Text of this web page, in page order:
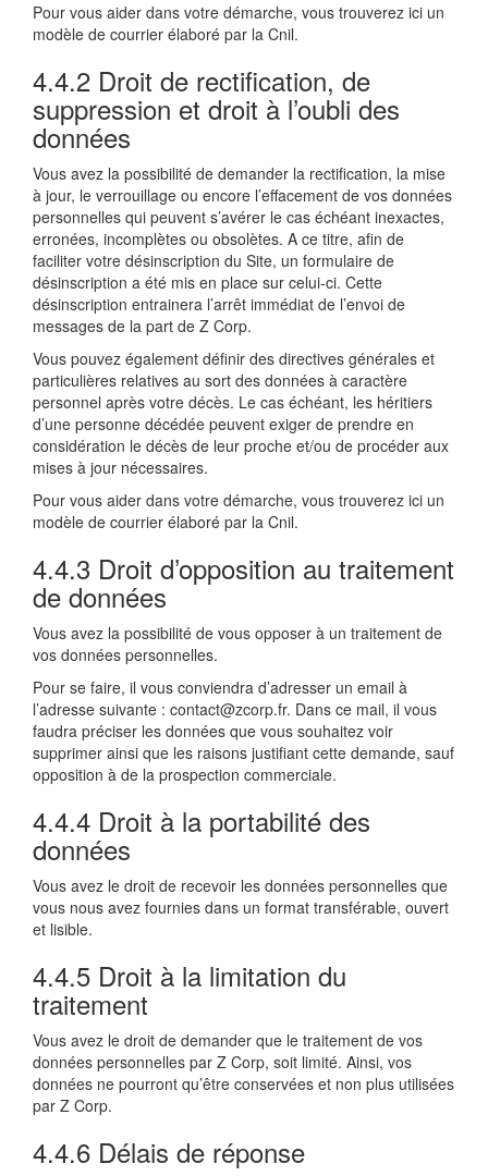
Pour vous aider dans votre démarche, vous trouverez ici un
modèle de courrier élaboré par la Cnil.
4.4.2 Droit de rectification, de
suppression et droit à l’oubli des
données
Vous avez la possibilité de demander la rectification, la mise
à jour, le verrouillage ou encore l’effacement de vos données
personnelles qui peuvent s’avérer le cas échéant inexactes,
erronées, incomplètes ou obsolètes. A ce titre, afin de
faciliter votre désinscription du Site, un formulaire de
désinscription a été mis en place sur celui-ci. Cette
désinscription entrainera l’arrêt immédiat de l’envoi de
messages de la part de Z Corp.
Vous pouvez également définir des directives générales et
particulières relatives au sort des données à caractère
personnel après votre décès. Le cas échéant, les héritiers
d’une personne décédée peuvent exiger de prendre en
considération le décès de leur proche et/ou de procéder aux
mises à jour nécessaires.
Pour vous aider dans votre démarche, vous trouverez ici un
modèle de courrier élaboré par la Cnil.
4.4.3 Droit d’opposition au traitement
de données
Vous avez la possibilité de vous opposer à un traitement de
vos données personnelles.
Pour se faire, il vous conviendra d’adresser un email à
l’adresse suivante : contact@zcorp.fr. Dans ce mail, il vous
faudra préciser les données que vous souhaitez voir
supprimer ainsi que les raisons justifiant cette demande, sauf
opposition à de la prospection commerciale.
4.4.4 Droit à la portabilité des
données
Vous avez le droit de recevoir les données personnelles que
vous nous avez fournies dans un format transférable, ouvert
et lisible.
4.4.5 Droit à la limitation du
traitement
Vous avez le droit de demander que le traitement de vos
données personnelles par Z Corp, soit limité. Ainsi, vos
données ne pourront qu’être conservées et non plus utilisées
par Z Corp.
4.4.6 Délais de réponse